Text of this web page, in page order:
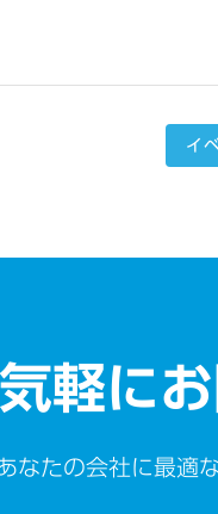
イ
軽に
なたの会社に最適